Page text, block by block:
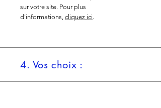
sur votre site. Pour plus
d'informations, cliquez ici.
4. Vos choix :